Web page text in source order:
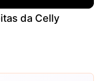
da Celly